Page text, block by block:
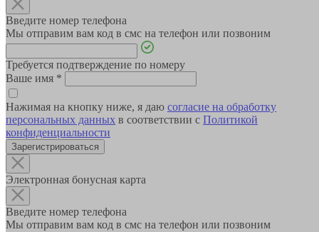
Введите номер телефона
Мы отправим вам код в смс на телефон или позвоним
Требуется подтверждение по номеру
Ваше имя *
Нажимая на кнопку ниже, я даю согласие на обработку
персональных данных в соответствии с Политикой
конфиденциальности
Зарегистрироваться
Электронная бонусная карта
Введите номер телефона
Мы отправим вам код в смс на телефон или позвоним